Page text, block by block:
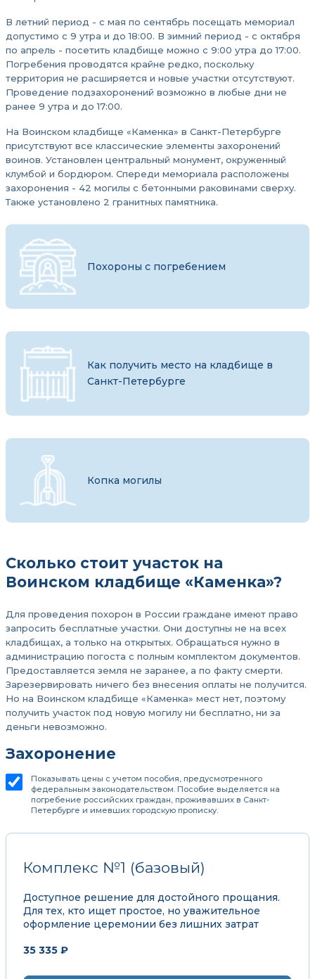
В летний период - с мая по сентябрь посещать мемориал
допустимо с 9 утра и до 18:00. В зимний период - с октября
по апрель - посетить кладбище можно с 9:00 утра до 17:00.
Погребения проводятся крайне редко, поскольку
территория не расширяется и новые участки отсутствуют.
Проведение подзахоронений возможно в любые дни не
ранее 9 утра и до 17:00.
На Воинском кладбище «Каменка» в Санкт-Петербурге
присутствуют все классические элементы захоронений
воинов. Установлен центральный монумент, окруженный
клумбой и бордюром. Спереди мемориала расположены
захоронения - 42 могилы с бетонными раковинами сверху.
Также установлено 2 гранитных памятника.
Похороны с погребением
Как получить место на кладбище в
Санкт-Петербурге
Копка могилы
Сколько стоит участок на
Воинском кладбище «Каменка»?
Для проведения похорон в России граждане имеют право
запросить бесплатные участки. Они доступны не на всех
кладбищах, а только на открытых. Обращаться нужно в
администрацию погоста с полным комплектом документов.
Предоставляется земля не заранее, а по факту смерти.
Зарезервировать ничего без внесения оплаты не получится.
Но на Воинском кладбище «Каменка» мест нет, поэтому
получить участок под новую могилу ни бесплатно, ни за
деньги невозможно.
Захоронение
Показывать цены с учетом пособия, предусмотренного
федеральным законодательством. Пособие выделяется на
погребение российских граждан, проживавших в Санкт-
Петербурге и имевших городскую прописку.
Комплекс №1 (базовый)
Доступное решение для достойного прощания.
Для тех, кто ищет простое, но уважительное
оформление церемонии без лишних затрат
35 335 ₽